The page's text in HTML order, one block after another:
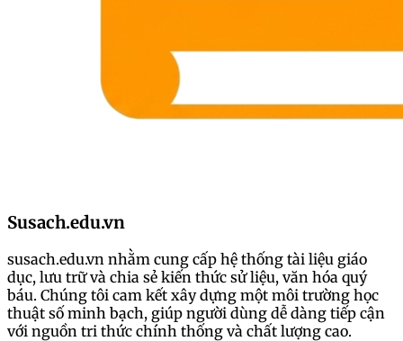
Susach.edu.vn
susach.edu.vn nhằm cung cấp hệ thống tài liệu giáo
dục, lưu trữ và chia sẻ kiến thức sử liệu, văn hóa quý
báu. Chúng tôi cam kết xây dựng một môi trường học
thuật số minh bạch, giúp người dùng dễ dàng tiếp cận
với nguồn tri thức chính thống và chất lượng cao.